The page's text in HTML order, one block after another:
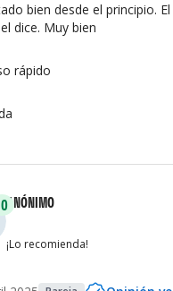
7.5 7.5
bien desde el principio.
dice. Muy bien
rápido
ANÓNIMO
¡Lo recomienda!